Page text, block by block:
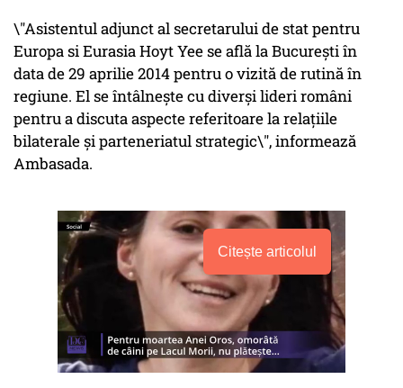
\"Asistentul adjunct al secretarului de stat pentru
Europa si Eurasia Hoyt Yee se află la București în
data de 29 aprilie 2014 pentru o vizită de rutină în
regiune. El se întâlnește cu diverși lideri români
pentru a discuta aspecte referitoare la relațiile
bilaterale și parteneriatul strategic\", informează
Ambasada.
Citește articolul